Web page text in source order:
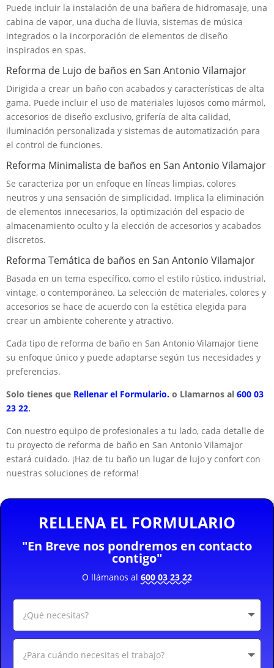
Puede incluir la instalación de una bañera de hidromasaje, una
cabina de vapor, una ducha de lluvia, sistemas de música
integrados o la incorporación de elementos de diseño
inspirados en spas.
Reforma de Lujo de baños en San Antonio Vilamajor
Dirigida a crear un baño con acabados y características de alta
gama. Puede incluir el uso de materiales lujosos como mármol,
accesorios de diseño exclusivo, grifería de alta calidad,
iluminación personalizada y sistemas de automatización para
el control de funciones.
Reforma Minimalista de baños en San Antonio Vilamajor
Se caracteriza por un enfoque en líneas limpias, colores
neutros y una sensación de simplicidad. Implica la eliminación
de elementos innecesarios, la optimización del espacio de
almacenamiento oculto y la elección de accesorios y acabados
discretos.
Reforma Temática de baños en San Antonio Vilamajor
Basada en un tema específico, como el estilo rústico, industrial,
vintage, o contemporáneo. La selección de materiales, colores y
accesorios se hace de acuerdo con la estética elegida para
crear un ambiente coherente y atractivo.
Cada tipo de reforma de baño en San Antonio Vilamajor tiene
su enfoque único y puede adaptarse según tus necesidades y
preferencias.
Solo tienes que Rellenar el Formulario. o Llamarnos al 600 03
23 22.
Con nuestro equipo de profesionales a tu lado, cada detalle de
tu proyecto de reforma de baño en San Antonio Vilamajor
estará cuidado. ¡Haz de tu baño un lugar de lujo y confort con
nuestras soluciones de reforma!
RELLENA EL FORMULARIO
"En Breve nos pondremos en contacto
contigo"
O llámanos al 600 03 23 22